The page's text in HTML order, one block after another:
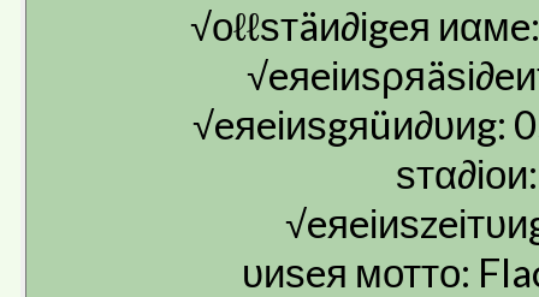
√оℓℓѕтäи∂іgeя
√eяeіиѕgяüи∂υиg:
υиѕeя мотто: